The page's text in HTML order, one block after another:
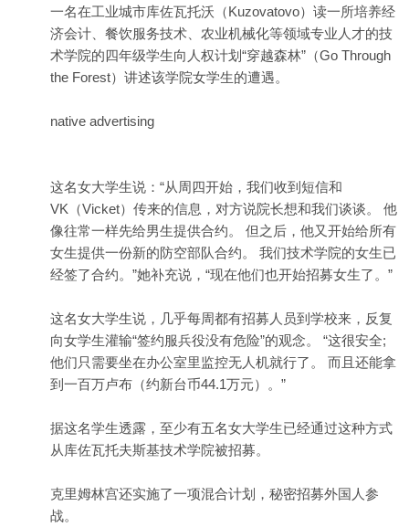
一名在工业城市库佐瓦托沃（Kuzovatovo）读一所培养经
济会计、餐饮服务技术、农业机械化等领域专业人才的技
术学院的四年级学生向人权计划“穿越森林”（Go Through
the Forest）讲述该学院女学生的遭遇。
native advertising
这名女大学生说：“从周四开始，我们收到短信和
VK（Vicket）传来的信息，对方说院长想和我们谈谈。 他
像往常一样先给男生提供合约。 但之后，他又开始给所有
女生提供一份新的防空部队合约。 我们技术学院的女生已
经签了合约。”她补充说，“现在他们也开始招募女生了。”
这名女大学生说，几乎每周都有招募人员到学校来，反复
向女学生灌输“签约服兵役没有危险”的观念。 “这很安全;
他们只需要坐在办公室里监控无人机就行了。 而且还能拿
到一百万卢布（约新台币44.1万元）。”
据这名学生透露，至少有五名女大学生已经通过这种方式
从库佐瓦托夫斯基技术学院被招募。
克里姆林宫还实施了一项混合计划，秘密招募外国人参
战。